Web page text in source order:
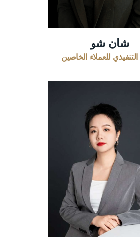
شان شو
التنفيذي للعملاء الخاصين